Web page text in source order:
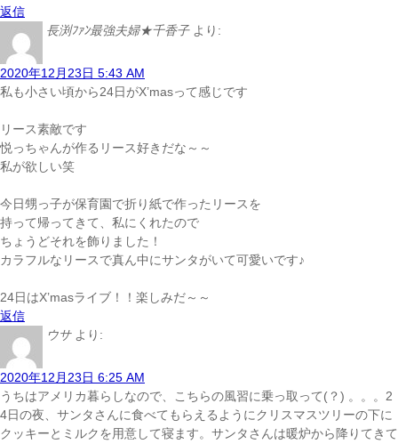
返信
長渕ﾌｧﾝ最強夫婦★千香子 より:
2020年12月23日 5:43 AM
私も小さい頃から24日がX’masって感じです
リース素敵です
悦っちゃんが作るリース好きだな～～
私が欲しい笑
今日甥っ子が保育園で折り紙で作ったリースを
持って帰ってきて、私にくれたので
ちょうどそれを飾りました！
カラフルなリースで真ん中にサンタがいて可愛いです♪
24日はX’masライブ！！楽しみだ～～
返信
ウサ より:
2020年12月23日 6:25 AM
うちはアメリカ暮らしなので、こちらの風習に乗っ取って(？) 。。。2
4日の夜、サンタさんに食べてもらえるようにクリスマスツリーの下に
クッキーとミルクを用意して寝ます。サンタさんは暖炉から降りてきて